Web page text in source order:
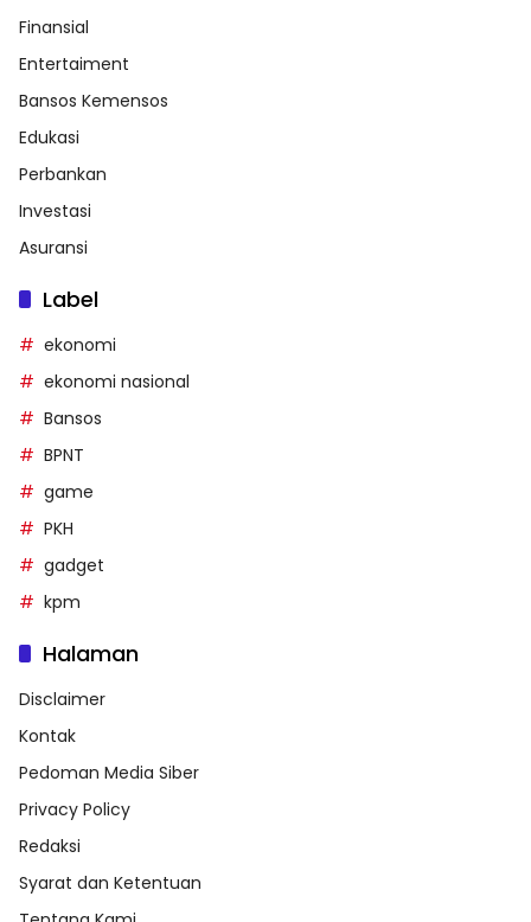
Finansial
Entertaiment
Bansos Kemensos
Edukasi
Perbankan
Investasi
Asuransi
Label
ekonomi
ekonomi nasional
Bansos
BPNT
game
PKH
gadget
kpm
Halaman
Disclaimer
Kontak
Pedoman Media Siber
Privacy Policy
Redaksi
Syarat dan Ketentuan